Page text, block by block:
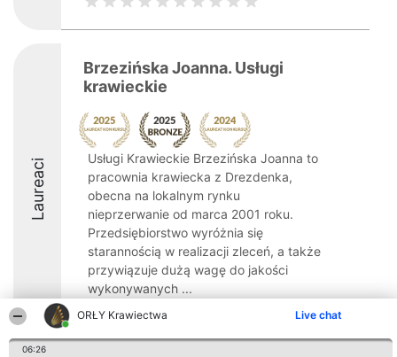
ORŁY Krawiectwa Live chat
06:26
Laureaci
Brzezińska Joanna. Usługi
krawieckie
Usługi Krawieckie Brzezińska Joanna to
pracownia krawiecka z Drezdenka,
obecna na lokalnym rynku
nieprzerwanie od marca 2001 roku.
Przedsiębiorstwo wyróżnia się
starannością w realizacji zleceń, a także
przywiązuje dużą wagę do jakości
wykonywanych ...
8.6